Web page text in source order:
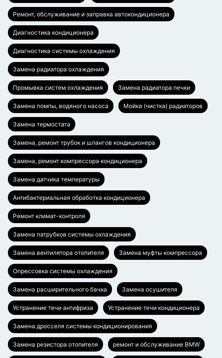
Ремонт, обслуживание и заправка автокондиционера
Диагностика кондиционера
Диагностика системы охлаждения
Замена радиатора охлаждения
Промывка систем охлаждения Замена радиатора печки
Замена помпы, водяного насоса Мойка (чистка) радиаторов
Замена термостата
Замена, ремонт трубок и шлангов кондиционера
Замена, ремонт компрессора кондиционера
Замена датчика температуры
Антибактериальная обработка кондиционера
Ремонт климат-контроля
Замена патрубков системы охлаждения
Замена вентилятора отопителя Замена муфты компрессора
Опрессовка системы охлаждения
Замена расширительного бачка Замена осушителя
Устранение течи антифриза Устранение течи кондиционера
Замена дросселя системы кондиционирования
Замена резистора отопителя ремонт и обслуживание BMW